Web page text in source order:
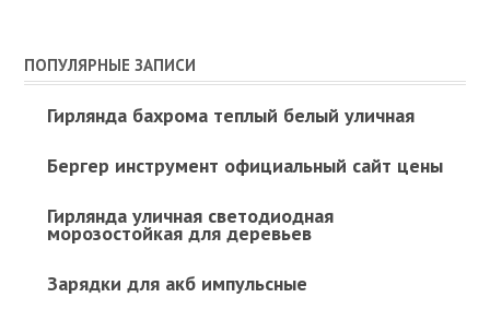
ПОПУЛЯРНЫЕ ЗАПИСИ
Гирлянда бахрома теплый белый уличная
Бергер инструмент официальный сайт цены
Гирлянда уличная светодиодная
морозостойкая для деревьев
Зарядки для акб импульсные